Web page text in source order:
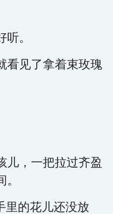
。
看见了拿着束玫瑰
儿，一把拉过齐盈
里的花儿还没放